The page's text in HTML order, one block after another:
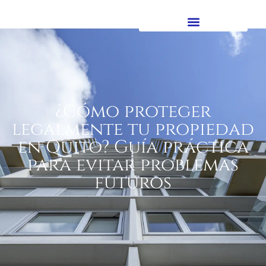
¿Cómo proteger
legalmente tu propiedad
en Quito? Guía práctica
para evitar problemas
futuros